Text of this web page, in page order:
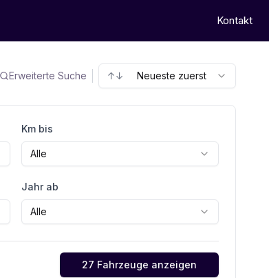
Kontakt
Erweiterte Suche ↑↓ Neueste zuerst
Km bis
Alle
Jahr ab
Alle
27 Fahrzeuge anzeigen